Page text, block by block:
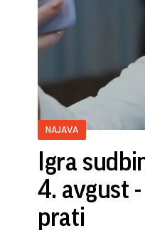
NAJAVA
Igra
4. avgust
prati